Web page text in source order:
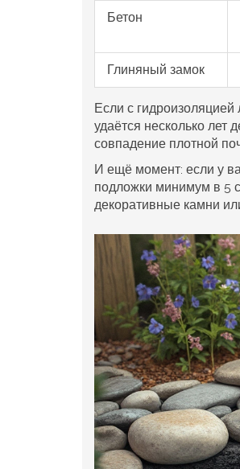
Бетон
Глиняный замок
Если с
удаётся несколько лет
совпадение плотной
И ещё момент: если у
подложки минимум в 5
декоративные камни